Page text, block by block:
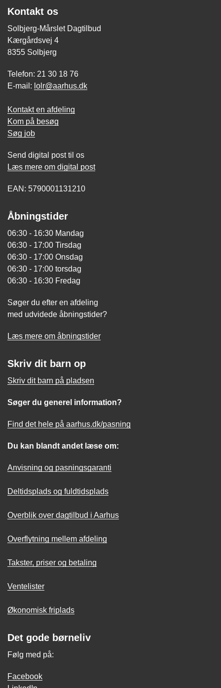
Kontakt os
Solbjerg-Mårslet Dagtilbud
Kærgårdsvej 4
8355 Solbjerg
Telefon: 21 30 18 76
E-mail: lolr@aarhus.dk
Kontakt en afdeling
Kom på besøg
Søg job
Send digital post til os
Læs mere om digital post
EAN: 5790001131210
Åbningstider
06:30 - 16:30 Mandag
06:30 - 17:00 Tirsdag
06:30 - 17:00 Onsdag
06:30 - 17:00 torsdag
06:30 - 16:30 Fredag
Søger du efter en afdeling
med udvidede åbningstider?
Læs mere om åbningstider
Skriv dit barn op
Skriv dit barn på pladsen
Søger du generel information?
Find det hele på aarhus.dk/pasning
Du kan blandt andet læse om:
Anvisning og pasningsgaranti
Deltidsplads og fuldtidsplads
Overblik over dagtilbud i Aarhus
Overflytning mellem afdeling
Takster, priser og betaling
Ventelister
Økonomisk friplads
Det gode børneliv
Følg med på:
Facebook